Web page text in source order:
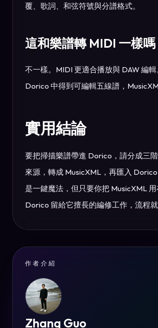
覆、歌詞、和弦符號與分譜格式。
這和樂譜轉 MIDI 一樣嗎
不一樣。MIDI 更適合播放與 DAW 編
Dorico 中得到可編輯五線譜，
實用結論
要把掃描樂譜帶進 Dorico，請分成三
來源，轉成 MusicXML，再匯入
是一鍵魔法，但只要你把 MusicXML
Dorico 留給它擅長的編修工作，流程就
作者介紹
Zhang Guo